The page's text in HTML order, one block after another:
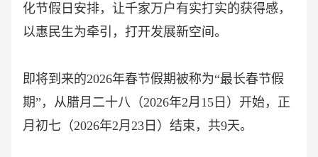
化节假日安排，让千家万户有实打实的获得感，
以惠民生为牵引，打开发展新空间。
即将到来的2026年春节假期被称为“最长春节假
期”，从腊月二十八（2026年2月15日）开始，正
月初七（2026年2月23日）结束，共9天。